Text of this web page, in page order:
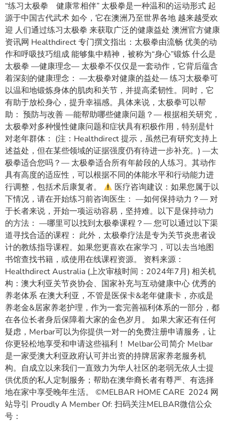
“练习太极拳 健康常相伴” 太极拳是一种温和的运动形式 起
源于中国古代武术 如今，它在澳洲乃至世界各地 越来越受欢
迎 人们通过练习太极拳 来获取广泛的健康益处 澳洲官方健康
资讯网 Healthdirect 专门撰文指出：太极拳由流畅 优美的动
作和呼吸技巧组成 能够集中精神，被称为“身心”锻炼 什么是
太极拳 —健康理念— 太极拳不仅仅是一套动作，它背后蕴含
着深刻的健康理念： —太极拳对健康的益处— 练习太极拳可
以温和地锻炼身体的肌肉和关节，并提高柔韧性。同时，它
有助于放松身心，提升幸福感。具体来说，太极拳可以帮
助： 预防与改善 —能帮助哪些健康问题？— 根据相关研究，
太极拳对多种慢性健康问题和症状具有积极作用，特别是针
对老年群体： (注：Healthdirect 提示，虽然已有研究支持上
述益处，但在某些领域的证据强度仍有待进一步补充。) —太
极拳适合您吗？— 太极拳适合所有年龄段的人练习。其动作
具有高度的适应性，可以根据不同的体能水平和行动能力进
行调整，包括术后康复者。
医疗咨询建议：如果您属于以
下情况，请在开始练习前咨询医生： —如何保持动力？— 对
于长者来说，开始一项运动容易，坚持难。以下是保持动力
的方法： —哪里可以找到太极拳课程？— 您可以通过以下渠
道寻找合适的课程： 此外，太极拳疗法是专为关节炎患者设
计的教练指导课程。如果您更喜欢在家学习，可以去当地图
书馆查找书籍，或使用在线课程资源。 资料来源：
Healthdirect Australia (上次审核时间：2024年7月) 相关机
构：澳大利亚关节炎协会、国家补充与互动健康中心 优秀的
养老体系 在澳大利亚，不管是医保卡&老年健康卡，亦或是
养老金&居家养老护理，作为一套完善福利体系的一部分，都
在各位长者身后保障着大家的金色岁月。 如果大家还有任何
疑虑，Merbar可以为你提供一对一的免费注册申请服务，让
你更轻松地享受和申请这些福利！ Melbar公司简介 Melbar
是一家受澳大利亚政府认可并出资的持牌居家养老服务机
构。自成立以来我们一直致力为华人社区的老弱无依人士提
供优质的私人定制服务；帮助在澳华裔长者有尊严、有选择
地在家中享受晚年生活。 ©MELBAR HOME CARE 2024 网
站导引 Proudly A Member Of: 扫码关注MELBAR微信公众
号：